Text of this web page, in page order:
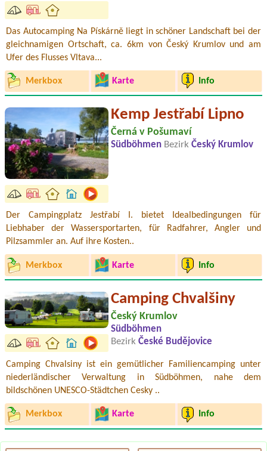
Das Autocamping Na Pískárně liegt in schöner Landschaft bei der
gleichnamigen Ortschaft, ca. 6km von Český Krumlov und am
Ufer des Flusses Vltava...
Merkbox Karte Info
Kemp Jestřabí Lipno
Černá v Pošumaví
Südböhmen Bezirk Český Krumlov
Der Campingplatz Jestřabí I. bietet Idealbedingungen für
Liebhaber der Wassersportarten, für Radfahrer, Angler und
Pilzsammler an. Auf ihre Kosten..
Merkbox Karte Info
Camping Chvalšiny
Český Krumlov
Südböhmen
Bezirk České Budějovice
Camping Chvalsiny ist ein gemütlicher Familiencamping unter
niederländischer Verwaltung in Südböhmen, nahe dem
bildschönen UNESCO-Städtchen Cesky ..
Merkbox Karte Info